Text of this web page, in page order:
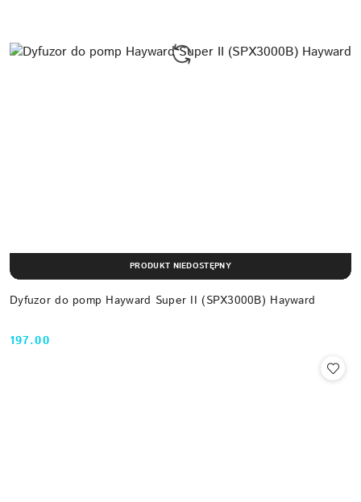
Dyfuzor do pomp Hayward Super II (SPX3000B) Hayward
Cena:
197.00
PRODUKT NIEDOSTĘPNY